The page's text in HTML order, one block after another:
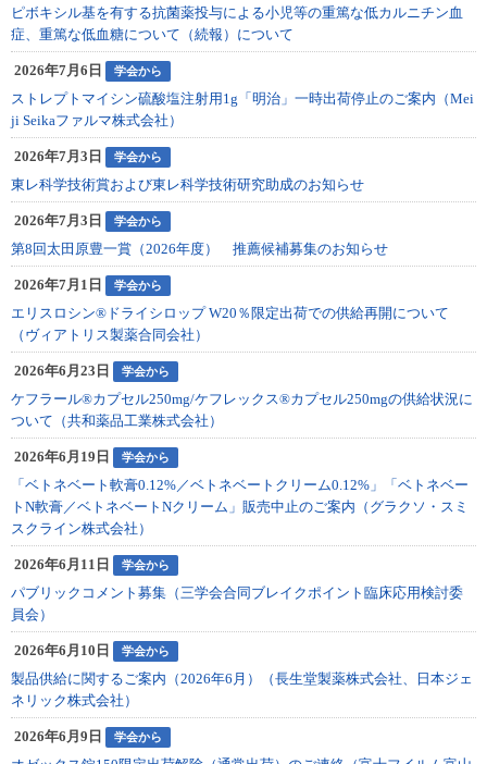
ピボキシル基を有する抗菌薬投与による小児等の重篤な低カルニチン血
症、重篤な低血糖について（続報）について
2026年7月6日 学会から
ストレプトマイシン硫酸塩注射用1g「明治」一時出荷停止のご案内（Mei
ji Seikaファルマ株式会社）
2026年7月3日 学会から
東レ科学技術賞および東レ科学技術研究助成のお知らせ
2026年7月3日 学会から
第8回太田原豊一賞（2026年度） 推薦候補募集のお知らせ
2026年7月1日 学会から
エリスロシン®ドライシロップ W20％限定出荷での供給再開について
（ヴィアトリス製薬合同会社）
2026年6月23日 学会から
ケフラール®カプセル250mg/ケフレックス®カプセル250mgの供給状況に
ついて（共和薬品工業株式会社）
2026年6月19日 学会から
「ベトネベート軟膏0.12%／ベトネベートクリーム0.12%」「ベトネベー
トN軟膏／ベトネベートNクリーム」販売中止のご案内（グラクソ・スミ
スクライン株式会社）
2026年6月11日 学会から
パブリックコメント募集（三学会合同ブレイクポイント臨床応用検討委
員会）
2026年6月10日 学会から
製品供給に関するご案内（2026年6月）（長生堂製薬株式会社、日本ジェ
ネリック株式会社）
2026年6月9日 学会から